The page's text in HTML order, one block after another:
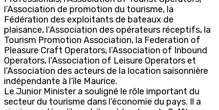
l’Association de promotion du tourisme, la
Fédération des exploitants de bateaux de
plaisance, l’Association des opérateurs réceptifs, la
Tourism Promotion Association, la Federation of
Pleasure Craft Operators, l’Association of Inbound
Operators, l’Association of Leisure Operators et
l’Association des acteurs de la location saisonnière
indépendante à l’île Maurice.
Le Junior Minister a souligné le rôle important du
secteur du tourisme dans l’économie du pays. Il a